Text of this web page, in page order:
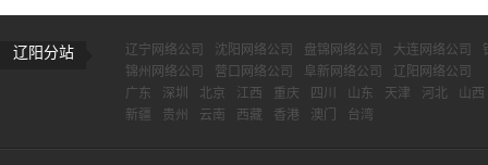
辽阳分站 辽宁网络公司 沈阳网络公司 盘锦网络公司 大连网络公司
锦州网络公司
营口网络公司 阜新网络公司
辽阳网络公司
广东
深圳 北京 江西 重庆 四川 山东 天津 河北
山西
新疆
贵州 云南 西藏 香港 澳门 台湾